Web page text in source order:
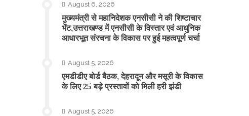
August 6, 2026
मुख्यमंत्री से महानिदेशक एनसीसी ने की शिष्टाचार
भेंट,उत्तराखण्ड में एनसीसी के विस्तार एवं आधुनिक
आधारभूत संरचना के विकास पर हुई महत्वपूर्ण चर्चा
August 5, 2026
एमडीडीए बोर्ड बैठक, देहरादून और मसूरी के विकास
के लिए 25 बड़े प्रस्तावों को मिली हरी झंडी
August 5, 2026